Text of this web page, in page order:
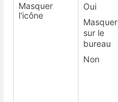
Masquer
l'icône
Oui
Masquer
sur le
bureau
Non